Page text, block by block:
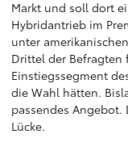
Markt und soll dort
Hybridantrieb im
unter
Drittel der
Einstiegssegment
die Wahl hätten.
passendes Angebot.
Lücke.